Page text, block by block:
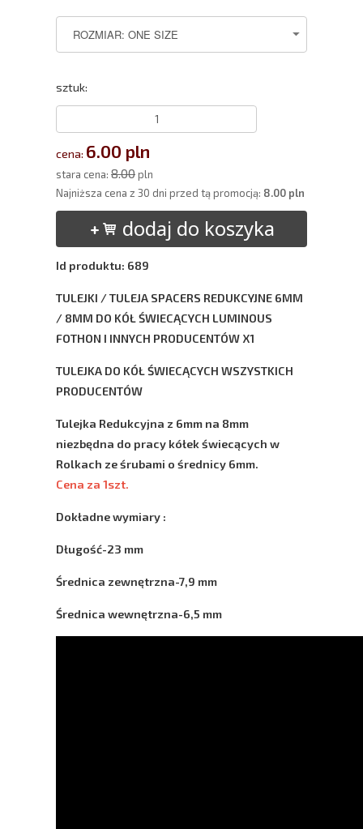
sztuk:
cena: 6.00 pln
stara cena: 8.00pln
Najniższa cena z 30 dni przed tą promocją: 8.00 pln
dodaj do koszyka
Id produktu: 689
TULEJKI / TULEJA SPACERS REDUKCYJNE 6MM
/ 8MM DO KÓŁ ŚWIECĄCYCH LUMINOUS
FOTHON I INNYCH PRODUCENTÓW X1
TULEJKA DO KÓŁ ŚWIECĄCYCH WSZYSTKICH
PRODUCENTÓW
Tulejka Redukcyjna z 6mm na 8mm
niezbędna do pracy kółek świecących w
Rolkach ze śrubami o średnicy 6mm.
Cena za 1szt.
Dokładne wymiary :
Długość-23 mm
Średnica zewnętrzna-7,9 mm
Średnica wewnętrzna-6,5 mm